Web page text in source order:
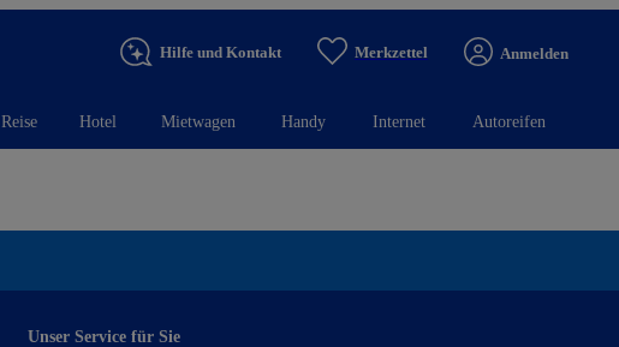
Hilfe und Kontakt Merkzettel Anmelden
Reise Hotel Mietwagen Handy Internet Autoreifen
Unser Service für Sie